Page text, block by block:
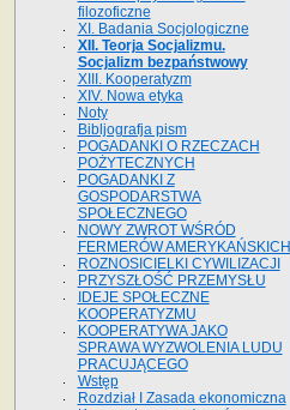
filozoficzne
XI. Badania Socjologiczne
XII. Teorja Socjalizmu.
Socjalizm bezpaństwowy
XIII. Kooperatyzm
XIV. Nowa etyka
Noty
Bibljografja pism
POGADANKI O RZECZACH
POŻYTECZNYCH
POGADANKI Z
GOSPODARSTWA
SPOŁECZNEGO
NOWY ZWROT WŚRÓD
FERMERÓW AMERYKAŃSKICH
ROZNOSICIELKI CYWILIZACJI
PRZYSZŁOŚĆ PRZEMYSŁU
IDEJE SPOŁECZNE
KOOPERATYZMU
KOOPERATYWA JAKO
SPRAWA WYZWOLENIA LUDU
PRACUJĄCEGO
Wstęp
Rozdział I Zasada ekonomiczna